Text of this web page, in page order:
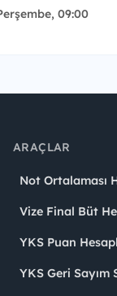
09:00
ARAÇLAR
Not Ortalaması
Vize Final Büt
YKS Puan
YKS Geri Sayım